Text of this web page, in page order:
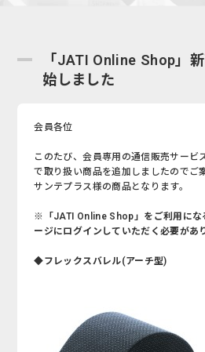
「JATI Online Shop」
始しました
会員各位
このたび、会員専用の通信販売サービ
で取り扱い商品を追加しましたのでご
サンテプラス様の商品となります。
※「JATI Online Shop」をご利用にな
ージにログインしていただく必要があ
◆フレックスバレル(アーチ型)